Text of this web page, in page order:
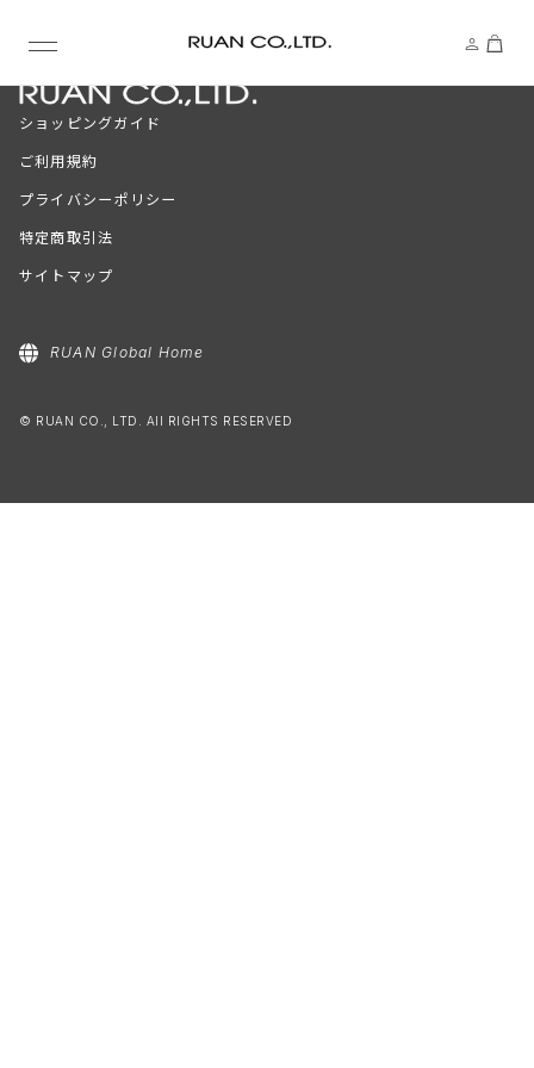
ショッピングガイド
ご利用規約
プライバシーポリシー
特定商取引法
サイトマップ
RUAN Global Home
© RUAN CO., LTD. All RIGHTS RESERVED